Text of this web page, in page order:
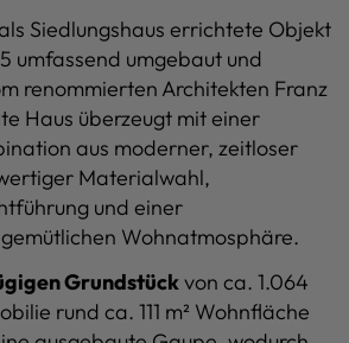
Siedlungshaus errichtete Objekt
umfassend umgebaut und
renommierten Architekten Franz
Haus überzeugt mit einer
aus moderner, zeitloser
Materialwahl,
und einer
Wohnatmosphäre.
Grundstückvon ca. 1.064
rund ca. 111 m² Wohnfläche